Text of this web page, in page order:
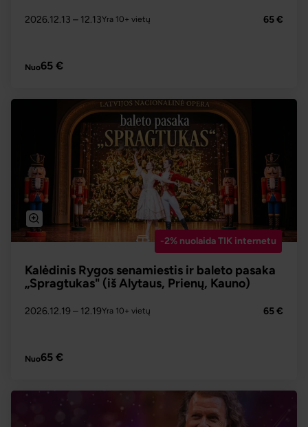
2026.12.13 – 12.13Yra 10+ vietų 65 €
Nuo65 €
-2% nuolaida TIK internetu
Kalėdinis Rygos senamiestis ir baleto pasaka
„Spragtukas" (iš Alytaus, Prienų, Kauno)
2026.12.19 – 12.19Yra 10+ vietų 65 €
Nuo65 €